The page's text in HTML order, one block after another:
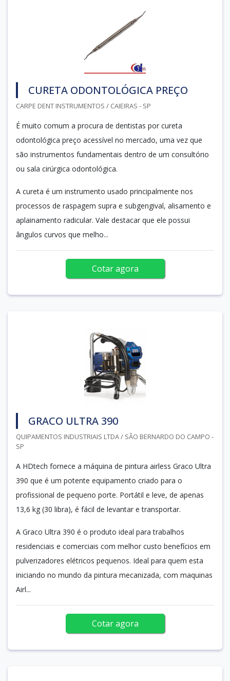
CURETA ODONTOLÓGICA PREÇO
CARPE DENT INSTRUMENTOS / CAIEIRAS - SP
É muito comum a procura de dentistas por cureta
odontológica preço acessível no mercado, uma vez que
são instrumentos fundamentais dentro de um consultório
ou sala cirúrgica odontológica.
A cureta é um instrumento usado principalmente nos
processos de raspagem supra e subgengival, alisamento e
aplainamento radicular. Vale destacar que ele possui
ângulos curvos que melho...
Cotar agora
GRACO ULTRA 390
QUIPAMENTOS INDUSTRIAIS LTDA / SÃO BERNARDO DO CAMPO -
SP
A HDtech fornece a máquina de pintura airless Graco Ultra
390 que é um potente equipamento criado para o
profissional de pequeno porte. Portátil e leve, de apenas
13,6 kg (30 libra), é fácil de levantar e transportar.
A Graco Ultra 390 é o produto ideal para trabalhos
residenciais e comerciais com melhor custo benefícios em
pulverizadores elétricos pequenos. Ideal para quem esta
iniciando no mundo da pintura mecanizada, com maquinas
Airl...
Cotar agora